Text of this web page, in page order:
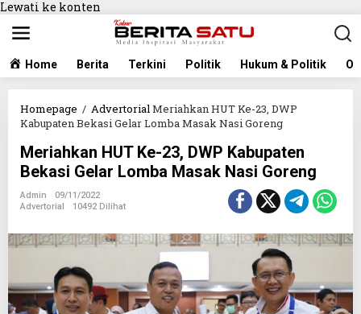
Lewati ke konten
Home Berita Terkini Politik Hukum & Politik
Homepage / AdvertorialMeriahkan HUT Ke-23, DWP
Kabupaten Bekasi Gelar Lomba Masak Nasi Goreng
Meriahkan HUT Ke-23, DWP Kabupaten
Bekasi Gelar Lomba Masak Nasi Goreng
Admin
09/11/2022
Advertorial
10492 Dilihat